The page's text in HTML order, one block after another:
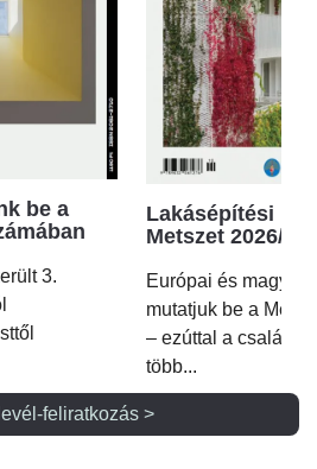
be a
3.
Lakásépítési
Metszet 2026/2.
Európai és magyar
mutatjuk be a
– ezúttal a családi
több...
feliratkozás >